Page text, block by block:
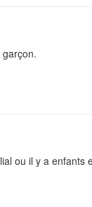
ou il y a